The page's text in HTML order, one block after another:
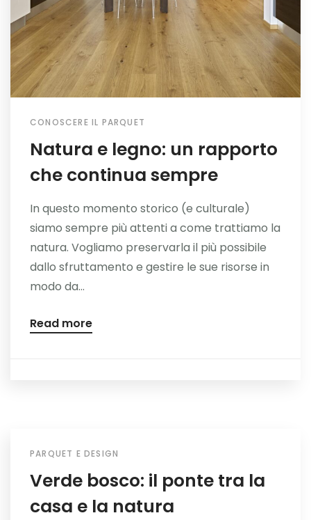
CONOSCERE IL PARQUET
Natura e legno: un rapporto
che continua sempre
In questo momento storico (e culturale)
siamo sempre più attenti a come trattiamo la
natura. Vogliamo preservarla il più possibile
dallo sfruttamento e gestire le sue risorse in
modo da...
Read more
PARQUET E DESIGN
Verde bosco: il ponte tra la
casa e la natura